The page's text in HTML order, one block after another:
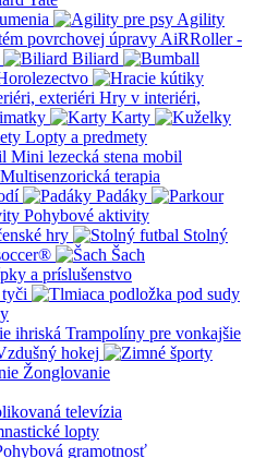
Agility
AiRRoller -
Biliard
Hry v interiéri,
Karty
Lopty a predmety
Mini lezecká stena mobil
Multisenzorická terapia
Padáky
Pohybové aktivity
hry
Stolný
Šach
a príslušenstvo
Trampolíny pre vonkajšie
hokej
Žonglovanie
televízia
lopty
gramotnosť